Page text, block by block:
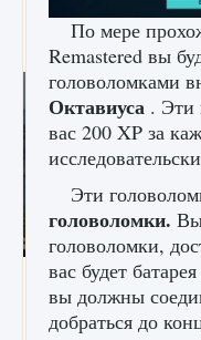
FC 25
9 августа 2024
Как исправить
«Идет сохранение
начать сохранение
По мере
Remastered вы
головоломками
Октавиуса . Эти
вас 200 XP за
Эти
головоломки.
головоломки,
вас будет
вы должны
добраться до